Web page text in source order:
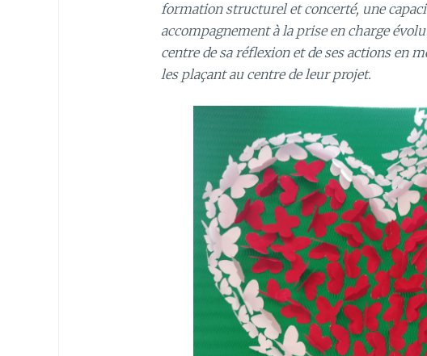
formation structurel et concerté, une
accompagnement à la prise en charge
centre de sa réflexion et de ses actions en
les plaçant au centre de leur projet.